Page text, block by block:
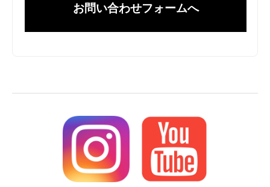
お問い合わせフォームへ